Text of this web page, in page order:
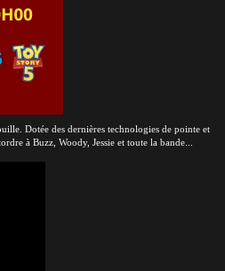
Dotée des dernières technologies de pointe et
à Buzz, Woody, Jessie et toute la bande...